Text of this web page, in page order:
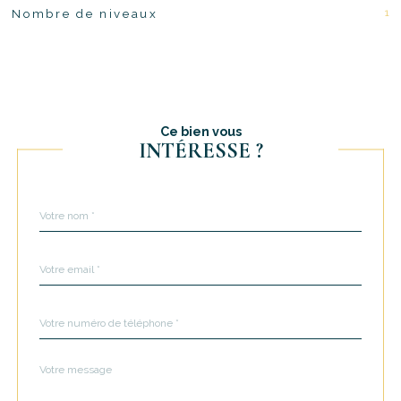
Nombre de niveaux 1
Ce bien vous
INTÉRESSE ?
par
*
*
*
Fieldset
Message